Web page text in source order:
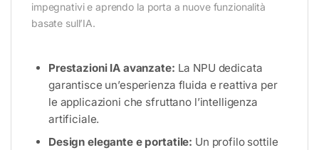
impegnativi e aprendo la porta a nuove funzionalità
basate sull’IA.
Prestazioni IA avanzate: La NPU dedicata
garantisce un’esperienza fluida e reattiva per
le applicazioni che sfruttano l’intelligenza
artificiale.
Design elegante e portatile: Un profilo sottile